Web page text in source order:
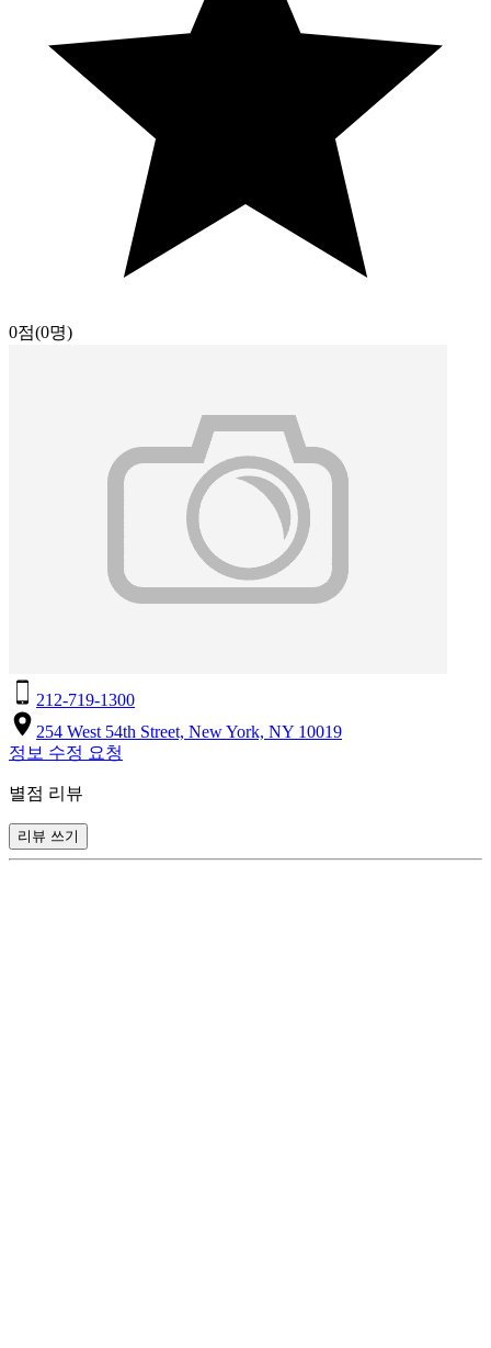
0점(0명)
212-719-1300
254 West 54th Street, New York, NY 10019
정보 수정 요청
별점 리뷰
리뷰 쓰기